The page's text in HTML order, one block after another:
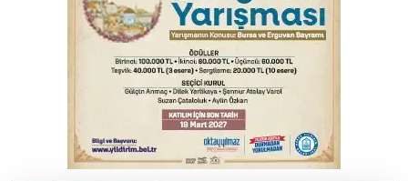
YENİ Parti Genel Başkanı Özel'den
Çerçeve Yasa yorumu
Serbest piyasada döviz fiyatları
Serbest piyasada altın fiyatları...